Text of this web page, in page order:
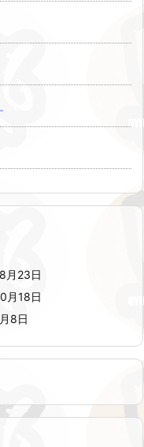
月23日
月18日
8日